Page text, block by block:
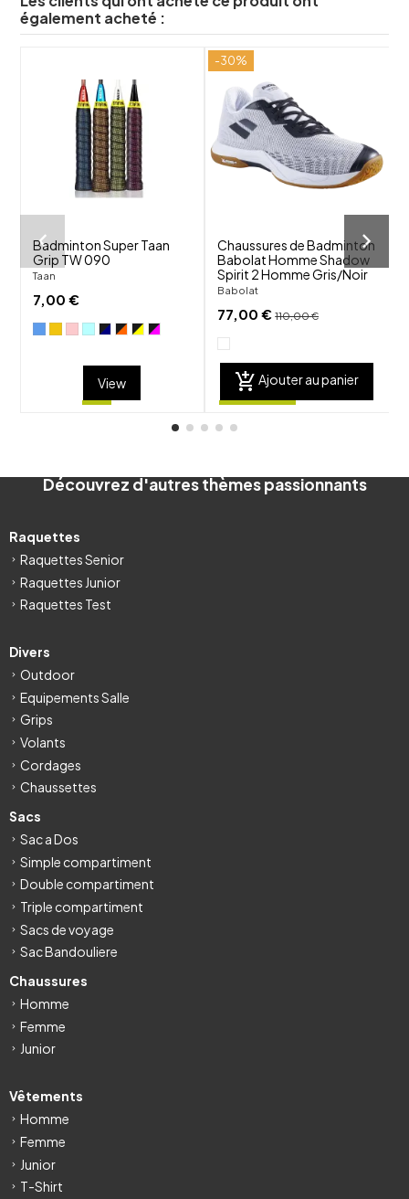
également acheté :
Badminton Super Taan
Grip TW 090
Taan
7,00 €
View
-30%
visibility
Chaussures de Badminton
Babolat Homme Shadow
Spirit 2 Homme Gris/Noir
Babolat
77,00 €110,00 €
add_shopping_cart Ajouter au panier
Découvrez d'autres thèmes passionnants
Raquettes
Raquettes Senior
Raquettes Junior
Raquettes Test
Divers
Outdoor
Equipements Salle
Grips
Volants
Cordages
Chaussettes
Sacs
Sac a Dos
Simple compartiment
Double compartiment
Triple compartiment
Sacs de voyage
Sac Bandouliere
Chaussures
Homme
Femme
Junior
Vêtements
Homme
Femme
Junior
T-Shirt